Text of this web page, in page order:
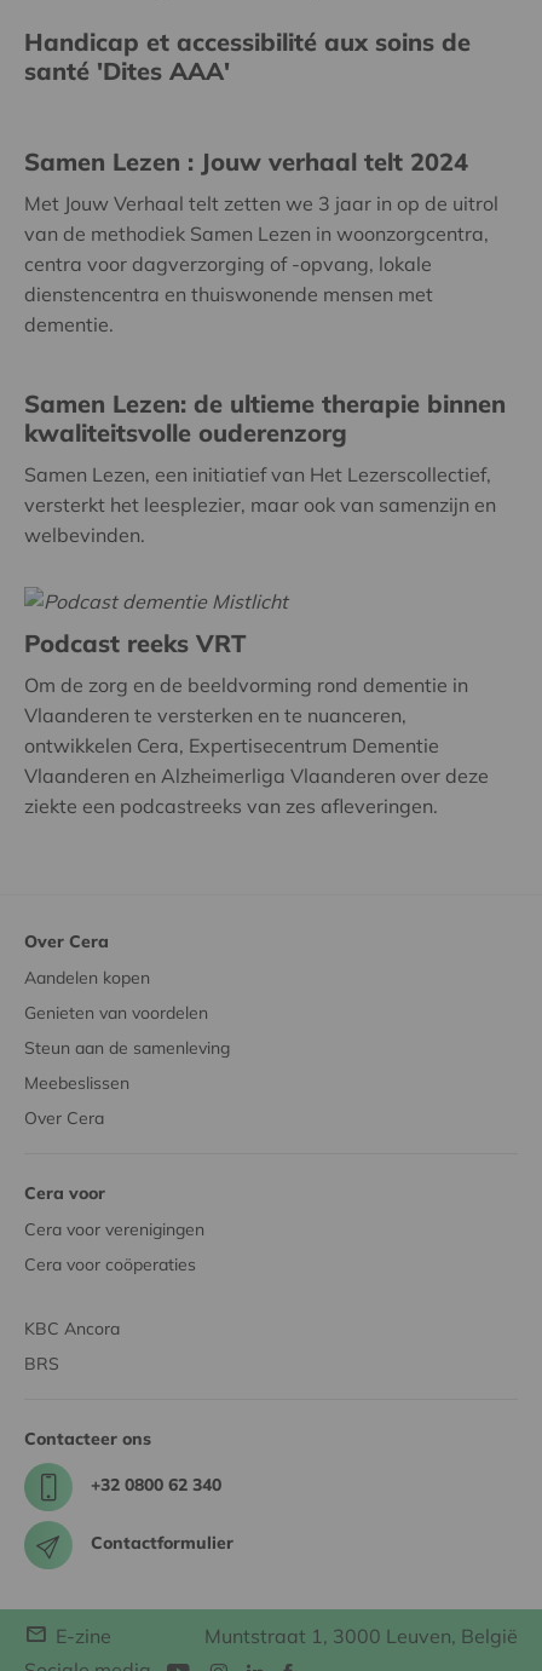
Handicap et accessibilité aux soins de
santé 'Dites AAA'
Samen Lezen : Jouw verhaal telt 2024
Met Jouw Verhaal telt zetten we 3 jaar in op de uitrol
van de methodiek Samen Lezen in woonzorgcentra,
centra voor dagverzorging of -opvang, lokale
dienstencentra en thuiswonende mensen met
dementie.
Samen Lezen: de ultieme therapie binnen
kwaliteitsvolle ouderenzorg
Samen Lezen, een initiatief van Het Lezerscollectief,
versterkt het leesplezier, maar ook van samenzijn en
welbevinden.
Podcast reeks VRT
Om de zorg en de beeldvorming rond dementie in
Vlaanderen te versterken en te nuanceren,
ontwikkelen Cera, Expertisecentrum Dementie
Vlaanderen en Alzheimerliga Vlaanderen over deze
ziekte een podcastreeks van zes afleveringen.
Over Cera
Aandelen kopen
Genieten van voordelen
Steun aan de samenleving
Meebeslissen
Over Cera
Cera voor
Cera voor verenigingen
Cera voor coöperaties
KBC Ancora
BRS
Contacteer ons
+32 0800 62 340
Contactformulier
E-zine
Muntstraat 1, 3000 Leuven, België